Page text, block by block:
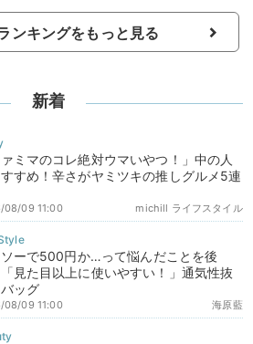
ンキングをもっと見る
新着
ァミマのコレ絶対ウマいやつ！」中の人
すめ！辛さがヤミツキの推しグルメ5連
michill ライフスタイル
08/09 11:00
ーで500円か…って悩んだことを後
見た目以上に使いやすい！」通気性抜
ッグ
海原藍
08/09 11:00